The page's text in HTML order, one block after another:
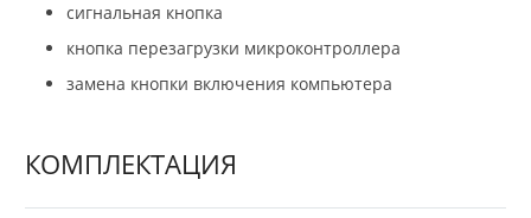
сигнальная кнопка
кнопка перезагрузки микроконтроллера
замена кнопки включения компьютера
КОМПЛЕКТАЦИЯ